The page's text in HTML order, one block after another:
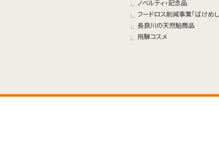
ノベルティ・記念品
フードロス削減事業「ばけめし
長良川の天然鮎商品
飛騨コスメ